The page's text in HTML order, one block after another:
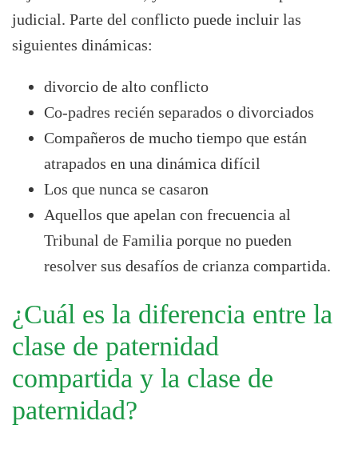
judicial. Parte del conflicto puede incluir las
siguientes dinámicas:
divorcio de alto conflicto
Co-padres recién separados o divorciados
Compañeros de mucho tiempo que están
atrapados en una dinámica difícil
Los que nunca se casaron
Aquellos que apelan con frecuencia al
Tribunal de Familia porque no pueden
resolver sus desafíos de crianza compartida.
¿Cuál es la diferencia entre la
clase de paternidad
compartida y la clase de
paternidad?